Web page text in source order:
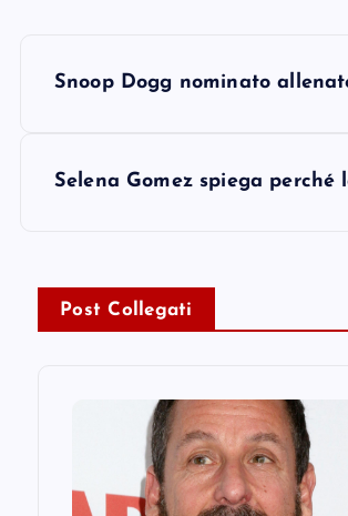
Snoop Dogg nominato
Selena Gomez spiega perché
Post Collegati